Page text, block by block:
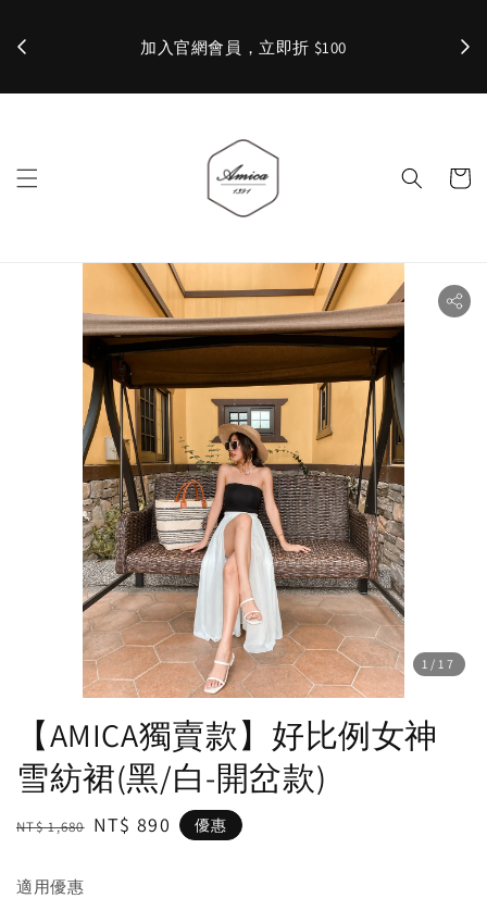
加入官網會員，立即折 $100 ✨
1 /17
【AMICA獨賣款】好比例女神
雪紡裙(黑/白-開岔款)
Regular
NT$ 1,680 Sale
NT$ 890 優惠
適用優惠